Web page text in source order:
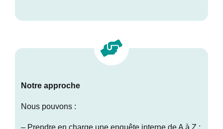
Notre approche
Nous pouvons :
– Prendre en charge une enquête interne de A à Z :